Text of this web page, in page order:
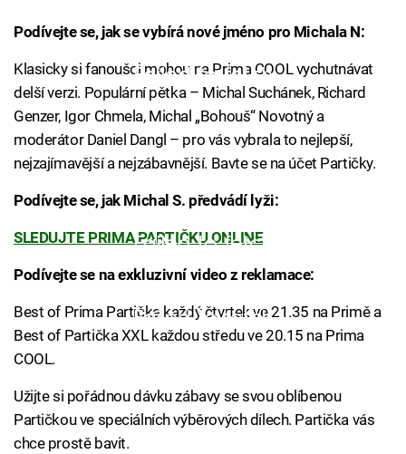
Podívejte se, jak se vybírá nové jméno pro Michala N:
Failed to fetch
Klasicky si fanoušci mohou na Prima COOL vychutnávat
delší verzi. Populární pětka – Michal Suchánek, Richard
Genzer, Igor Chmela, Michal „Bohouš“ Novotný a
moderátor Daniel Dangl – pro vás vybrala to nejlepší,
nejzajímavější a nejzábavnější. Bavte se na účet Partičky.
Podívejte se, jak Michal S. předvádí lyži:
Failed to fetch
SLEDUJTE PRIMA PARTIČKU ONLINE
Podívejte se na exkluzivní video z reklamace:
Failed to fetch
Best of Prima Partička každý čtvrtek ve 21.35 na Primě a
Best of Partička XXL každou středu ve 20.15 na Prima
COOL.
Užijte si pořádnou dávku zábavy se svou oblíbenou
Partičkou ve speciálních výběrových dílech. Partička vás
chce prostě bavit.